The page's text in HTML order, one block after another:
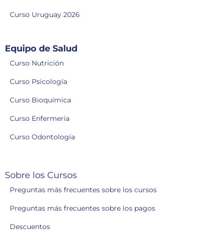
Curso Uruguay 2026
Equipo de Salud
Curso Nutrición
Curso Psicología
Curso Bioquímica
Curso Enfermería
Curso Odontología
Sobre los Cursos
Preguntas más frecuentes sobre los cursos
Preguntas más frecuentes sobre los pagos
Descuentos